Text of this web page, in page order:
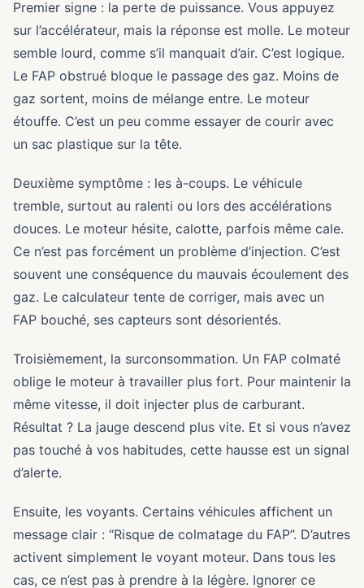
Premier signe : la perte de puissance. Vous appuyez
sur l’accélérateur, mais la réponse est molle. Le moteur
semble lourd, comme s’il manquait d’air. C’est logique.
Le FAP obstrué bloque le passage des gaz. Moins de
gaz sortent, moins de mélange entre. Le moteur
étouffe. C’est un peu comme essayer de courir avec
un sac plastique sur la tête.
Deuxième symptôme : les à-coups. Le véhicule
tremble, surtout au ralenti ou lors des accélérations
douces. Le moteur hésite, calotte, parfois même cale.
Ce n’est pas forcément un problème d’injection. C’est
souvent une conséquence du mauvais écoulement des
gaz. Le calculateur tente de corriger, mais avec un
FAP bouché, ses capteurs sont désorientés.
Troisièmement, la surconsommation. Un FAP colmaté
oblige le moteur à travailler plus fort. Pour maintenir la
même vitesse, il doit injecter plus de carburant.
Résultat ? La jauge descend plus vite. Et si vous n’avez
pas touché à vos habitudes, cette hausse est un signal
d’alerte.
Ensuite, les voyants. Certains véhicules affichent un
message clair : “Risque de colmatage du FAP”. D’autres
activent simplement le voyant moteur. Dans tous les
cas, ce n’est pas à prendre à la légère. Ignorer ce